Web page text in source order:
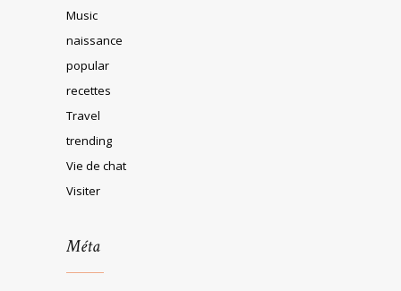
Music
naissance
popular
recettes
Travel
trending
Vie de chat
Visiter
Méta